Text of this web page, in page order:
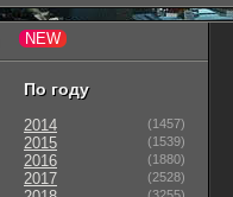
По году
2014 (1457)
2015 (1539)
2016 (1880)
2017 (2528)